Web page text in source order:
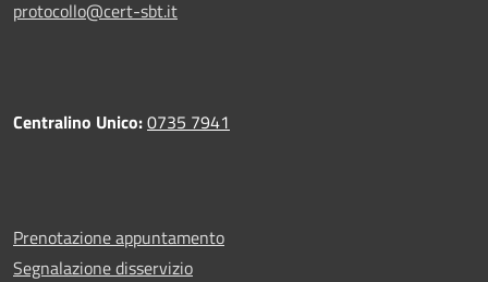
protocollo@cert-sbt.it
Centralino Unico:0735 7941
Prenotazione appuntamento
Segnalazione disservizio